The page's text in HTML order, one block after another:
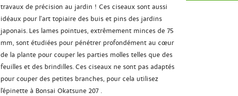
travaux de précision au jardin ! Ces ciseaux sont aussi
idéaux pour l’art topiaire des buis et pins des jardins
japonais. Les lames pointues, extrêmement minces de 75
mm, sont étudiées pour pénétrer profondément au cœur
de la plante pour couper les parties molles telles que des
feuilles et des brindilles. Ces ciseaux ne sont pas adaptés
pour couper des petites branches, pour cela utilisez
l'épinette à Bonsai Okatsune 207 .